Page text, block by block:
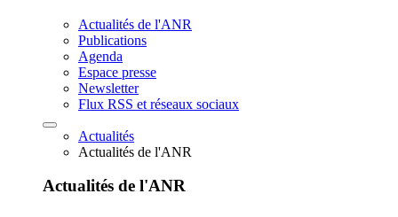
Actualités de l'ANR
Publications
Agenda
Espace presse
Newsletter
Flux RSS et réseaux sociaux
Actualités
Actualités de l'ANR
Actualités de l'ANR